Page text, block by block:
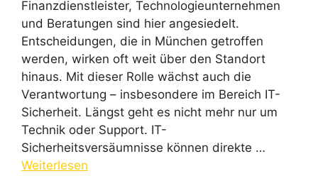
Finanzdienstleister, Technologieunternehmen
und Beratungen sind hier angesiedelt.
Entscheidungen, die in München getroffen
werden, wirken oft weit über den Standort
hinaus. Mit dieser Rolle wächst auch die
Verantwortung – insbesondere im Bereich IT-
Sicherheit. Längst geht es nicht mehr nur um
Technik oder Support. IT-
Sicherheitsversäumnisse können direkte …
Weiterlesen